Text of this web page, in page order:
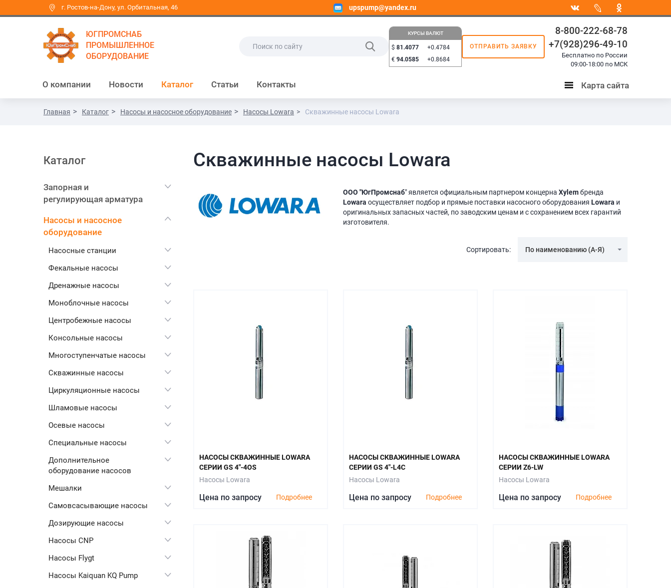
г. Ростов-на-Дону, ул. Орбитальная, 46 upspump@yandex.ru
ЮГПРОМСНАБ
ПРОМЫШЛЕННОЕ
ОБОРУДОВАНИЕ
КУРСЫ ВАЛЮТ
$ 81.4077
€ 94.0585
+0.4784
+0.8684
ОТПРАВИТЬ ЗАЯВКУ
8-800-222-68-78
+7(928)296-49-10
Бесплатно по России
09:00-18:00 по МСК
О компании Новости Каталог Статьи Контакты
Карта
сайта
Карта сайта
Главная Каталог Насосы и насосное оборудование Насосы Lowara Скважинные насосы Lowara
Каталог
Запорная и
регулирующая арматура
Насосы и насосное
оборудование
Насосные станции
Фекальные насосы
Дренажные насосы
Моноблочные насосы
Центробежные насосы
Консольные насосы
Многоступенчатые насосы
Скважинные насосы
Циркуляционные насосы
Шламовые насосы
Осевые насосы
Специальные насосы
Дополнительное
оборудование насосов
Мешалки
Самовсасывающие насосы
Дозирующие насосы
Насосы CNP
Насосы Flygt
Насосы Kaiquan KQ Pump
Скважинные насосы Lowara
ООО "ЮгПромснаб" является официальным партнером концерна Xylemбренда
Lowara осуществляет подбор и прямые поставки насосного оборудования Lowara и
оригинальных запасных частей, по заводским ценам и с сохранением всех гарантий
изготовителя.
Сортировать: По наименованию (А-Я)
НАСОСЫ СКВАЖИННЫЕ LOWARA
СЕРИИ GS 4"-4OS
Насосы Lowara
Цена по запросу Подробнее
НАСОСЫ СКВАЖИННЫЕ LOWARA
СЕРИИ GS 4"-L4C
Насосы Lowara
Цена по запросу Подробнее
НАСОСЫ СКВАЖИННЫЕ LOWARA
СЕРИИ Z6-LW
Насосы Lowara
Цена по запросу Подробнее